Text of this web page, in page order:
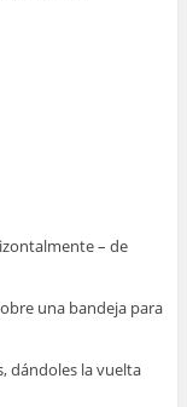
– de
una bandeja para
dándoles la vuelta